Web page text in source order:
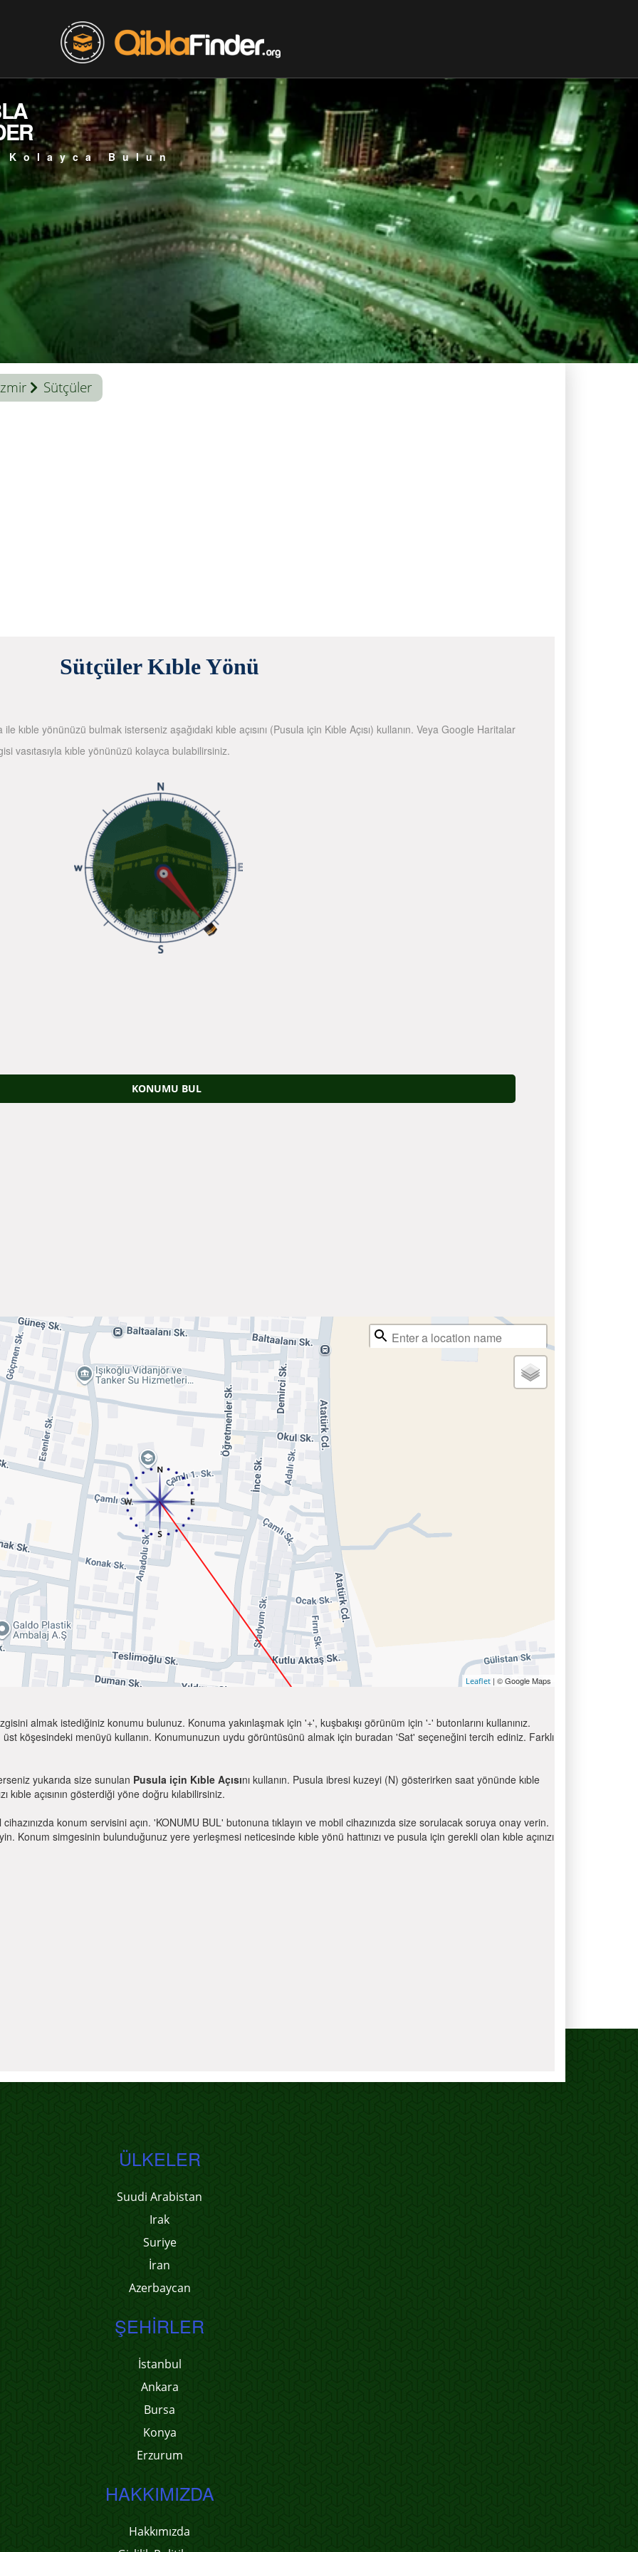
Kolayca Bulun
Sütçüler
Sütçüler Kıble Yönü
kıble yönünüzü bulmak isterseniz aşağıdaki kıble açısını (Pusula için Kıble Açısı) kullanın. Veya Google Haritalar
vasıtasıyla kıble yönünüzü kolayca bulabilirsiniz.
KONUMU BUL
Leaflet | © Google Maps
almak istediğiniz konumu bulunuz. Konuma yakınlaşmak için '+', kuşbakışı görünüm için '-' butonlarını kullanınız.
köşesindeki menüyü kullanın. Konumunuzun uydu görüntüsünü almak için buradan 'Sat' seçeneğini tercih ediniz. Farklı
yukarıda size sunulan Pusula için Kıble Açısını kullanın. Pusula ibresi kuzeyi (N) gösterirken saat yönünde kıble
kıble açısının gösterdiği yöne doğru kılabilirsiniz.
konum servisini açın. 'KONUMU BUL' butonuna tıklayın ve mobil cihazınızda size sorulacak soruya onay verin.
Konum simgesinin bulunduğunuz yere yerleşmesi neticesinde kıble yönü hattınızı ve pusula için gerekli olan kıble açınızı
ÜLKELER
Suudi Arabistan
Irak
Suriye
İran
Azerbaycan
ŞEHIRLER
İstanbul
Ankara
Bursa
Konya
Erzurum
HAKKIMIZDA
Hakkımızda